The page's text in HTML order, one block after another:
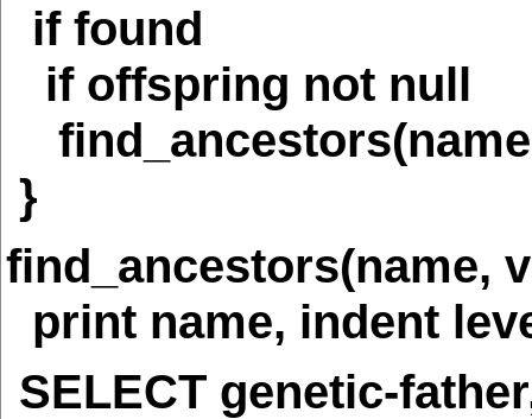
if found
if offspring not null
}
find_ancestors(name,
print name, indent
SELECT genetic-